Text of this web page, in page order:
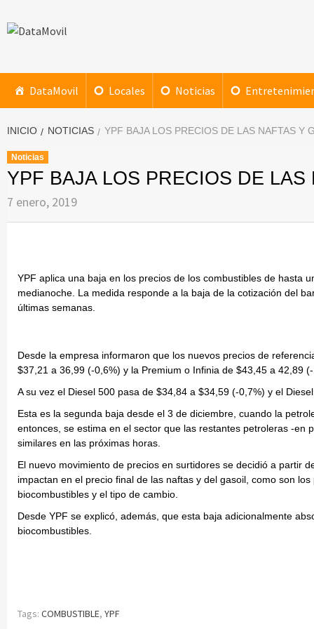
al
DataMovil
DataMovil Locales Noticias
INICIO NOTICIAS YPF BAJA LOS PRECIOS DE LAS NAFTAS Y
Noticias
YPF BAJA LOS PRECIOS DE
7 enero, 2019
YPF aplica una baja en los precios de los combustibles de hasta
medianoche. La medida responde a la baja de la cotización del
últimas semanas.
Desde la empresa informaron que los nuevos precios de
$37,21 a 36,99 (-0,6%) y la Premium o Infinia de $43,45 a 42,89 (-
A su vez el Diesel 500 pasa de $34,84 a $34,59 (-0,7%) y el
Esta es la segunda baja desde el 3 de diciembre, cuando la
entonces, se estima en el sector que las restantes petroleras -en
similares en las próximas horas.
El nuevo movimiento de precios en surtidores se decidió a partir
impactan en el precio final de las naftas y del gasoil, como son
biocombustibles y el tipo de cambio.
Desde YPF se explicó, además, que esta baja adicionalmente
biocombustibles.
Tags: COMBUSTIBLE, YPF